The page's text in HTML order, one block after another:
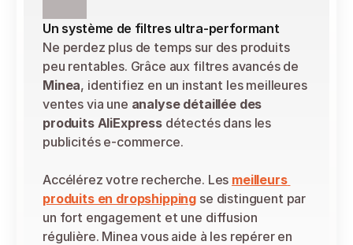
Un système de filtres ultra-performant
Ne perdez plus de temps sur des produits
Minea, identifiez en un instant les meilleures
ventes via une analyse détaillée des
produits AliExpress détectés dans les
publicités e-commerce.
Accélérez votre recherche. Les meilleurs
produits en dropshipping se distinguent par
un fort engagement et une diffusion
régulière. Minea vous aide à les repérer en